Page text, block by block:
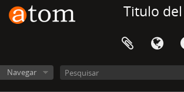
Titulo
Navegar